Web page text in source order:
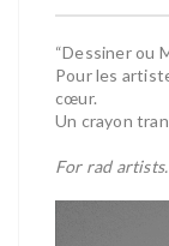
“Dessiner ou
Pour les
cœur.
Un crayon
For rad